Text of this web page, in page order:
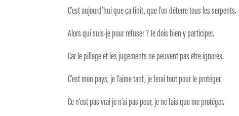
C’est aujourd’hui que ça finit, que l’on déterre tous les serpents.
Alors qui suis-je pour refuser ? Je dois bien y participer.
Car le pillage et les jugements ne peuvent pas être ignorés.
C’est mon pays, je l’aime tant, je ferai tout pour le protéger.
Ce n’est pas vrai je n’ai pas peur, je ne fais que me protéger.